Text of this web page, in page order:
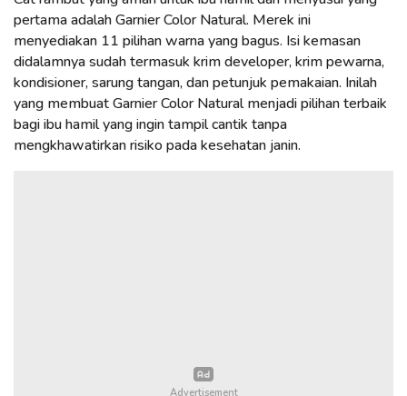
pertama adalah Garnier Color Natural. Merek ini
menyediakan 11 pilihan warna yang bagus. Isi kemasan
didalamnya sudah termasuk krim developer, krim pewarna,
kondisioner, sarung tangan, dan petunjuk pemakaian. Inilah
yang membuat Garnier Color Natural menjadi pilihan terbaik
bagi ibu hamil yang ingin tampil cantik tanpa
mengkhawatirkan risiko pada kesehatan janin.